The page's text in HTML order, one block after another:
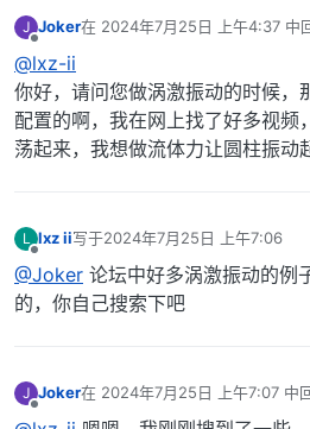
J Joker在 2024年7月25日 上午4:37 中
最后由 编辑
@lxz-ii
你好，请问您做涡激振动的时候
配置的啊，我在网上找了好多视频
荡起来，我想做流体力让圆柱振动
L lxz ii写于2024年7月25日 上午7:06
最后由 编辑
@Joker 论坛中好多涡激振动的例
的，你自己搜索下吧
J Joker在 2024年7月25日 上午7:07 中
最后由 编辑